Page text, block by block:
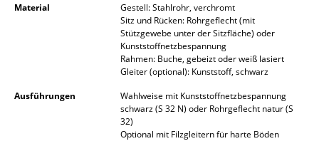
Aufbewahrungsboxen
Material
Gestell: Stahlrohr, verchromt
Sitz und Rücken: Rohrgeflecht (mit
Stützgewebe unter der Sitzfläche) oder
Kunststoffnetzbespannung
Rahmen: Buche, gebeizt oder weiß lasiert
Gleiter (optional): Kunststoff, schwarz
Ausführungen
Wahlweise mit Kunststoffnetzbespannung
schwarz (S 32 N) oder Rohrgeflecht natur (S
32)
Optional mit Filzgleitern für harte Böden